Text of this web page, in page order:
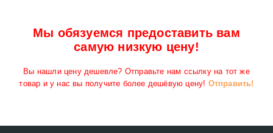
Мы обязуемся предоставить вам
самую низкую цену!
Вы нашли цену дешевле? Отправьте нам ссылку на тот же
товар и у нас вы получите более дешёвую цену! Отправить!